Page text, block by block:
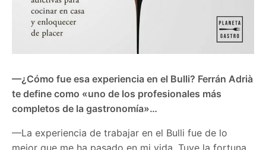
—¿Cómo fue esa experiencia en el Bulli? Ferrán Adrià
te define como «uno de los profesionales más
completos de la gastronomía»…
—La experiencia de trabajar en el Bulli fue de lo
mejor que me ha pasado en mi vida. Tuve la fortuna